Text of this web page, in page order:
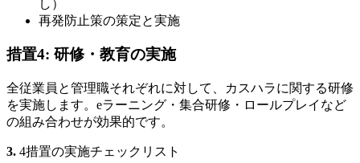
し）
再発防止策の策定と実施
措置4: 研修・教育の実施
全従業員と管理職それぞれに対して、カスハラに関する研修
を実施します。eラーニング・集合研修・ロールプレイなど
の組み合わせが効果的です。
3. 4措置の実施チェックリスト